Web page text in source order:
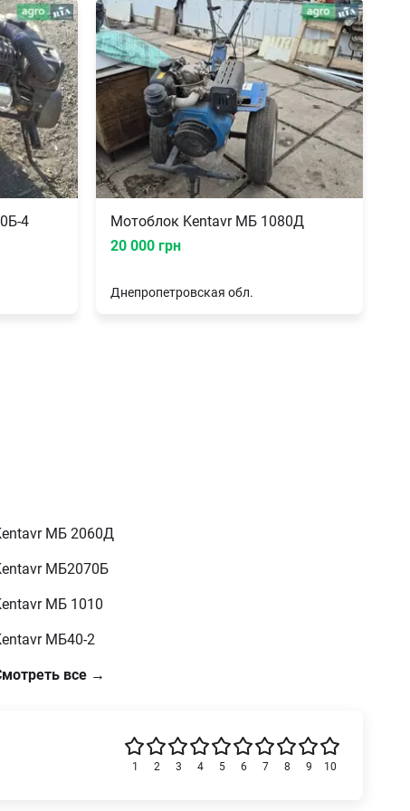
4
Мотоблок Kentavr МБ 1080Д
20 000 грн
Днепропетровская обл.
МБ 2060Д
МБ2070Б
МБ 1010
МБ40-2
все →
10
9
8
7
6
5
4
3
2
1